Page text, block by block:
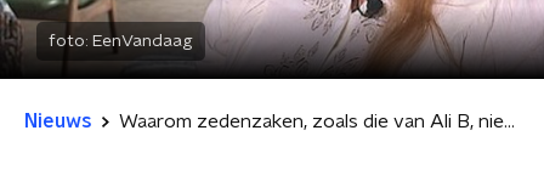
foto: EenVandaag
Nieuws Waarom zedenzaken, zoals die van Ali B, niet altijd de rechtszaal halen